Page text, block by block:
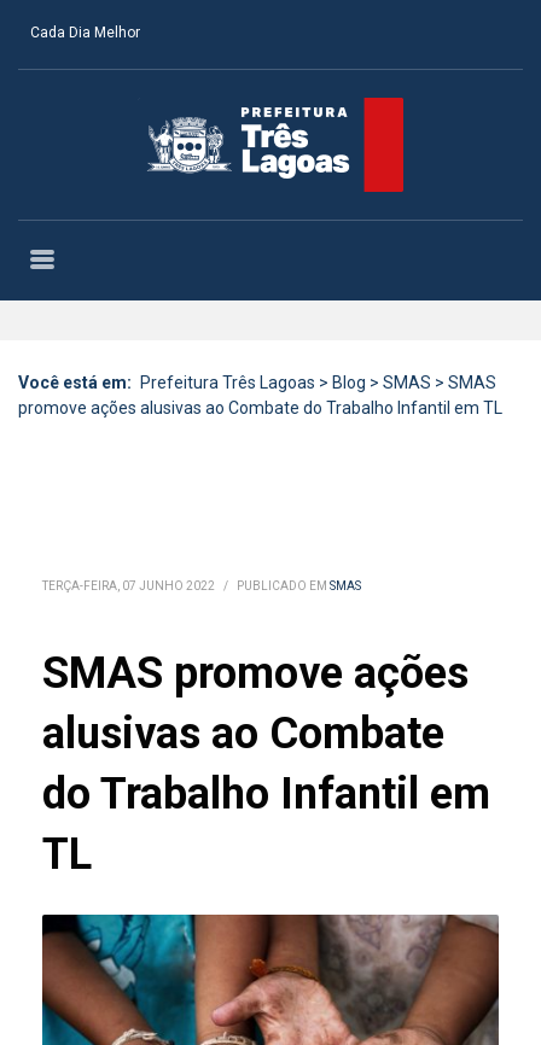
Cada Dia Melhor
Você está em: Prefeitura Três Lagoas > Blog > SMAS > SMAS
promove ações alusivas ao Combate do Trabalho Infantil em TL
TERÇA-FEIRA, 07 JUNHO 2022 / PUBLICADO EM SMAS
SMAS promove ações
alusivas ao Combate
do Trabalho Infantil em
TL